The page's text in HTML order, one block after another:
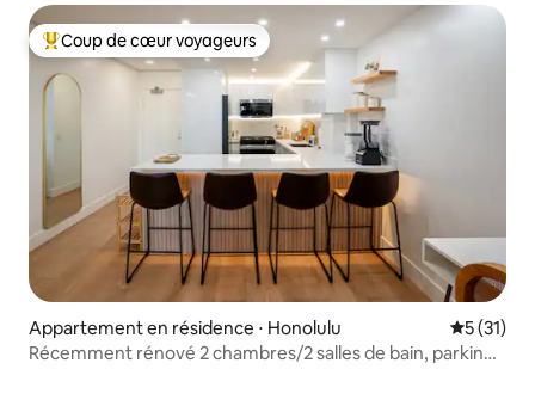
Coups de cœur voyageurs les plus appréciés
Coup de cœur voyageurs
Appartement en résidence ⋅ Honolulu
5 (31)
Récemment rénové 2 chambres/2 salles de bain, parking